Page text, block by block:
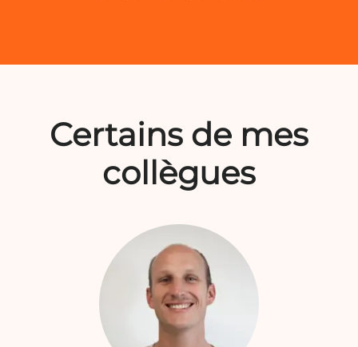
Certains de mes
collègues